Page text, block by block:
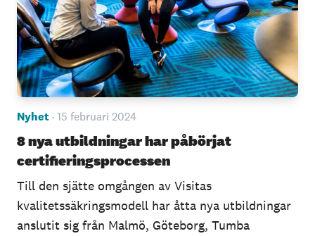
Nyhet · 15 februari 2024
8 nya utbildningar har påbörjat
certifieringsprocessen
Till den sjätte omgången av Visitas
kvalitetssäkringsmodell har åtta nya utbildningar
anslutit sig från Malmö, Göteborg, Tumba